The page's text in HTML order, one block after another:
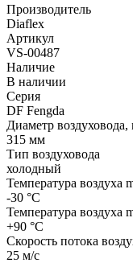
Производитель
Diaflex
Артикул
VS-00487
Наличие
В наличии
Серия
DF Fengda
Диаметр
315 мм
Тип воздуховода
холодный
Температура воздуха
-30 °С
Температура воздуха
+90 °С
Скорость потока
25 м/с